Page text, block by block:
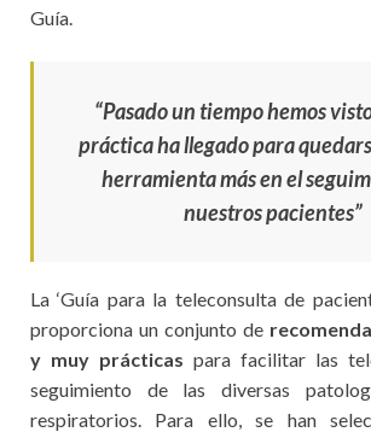
Guía.
“Pasado un tiempo hemos
práctica ha llegado para
herramienta más en el
nuestros pacientes”
La ‘Guía para la teleconsulta de
proporciona un conjunto de
y muy prácticas para facilitar las
seguimiento de las diversas
respiratorios. Para ello, se han